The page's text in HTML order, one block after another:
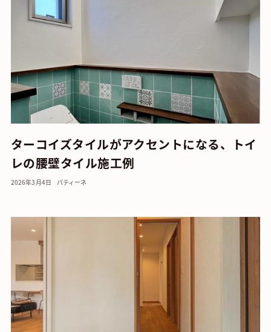
ターコイズタイルがアクセントになる、トイ
レの腰壁タイル施工例
2026年3月4日 パティーネ